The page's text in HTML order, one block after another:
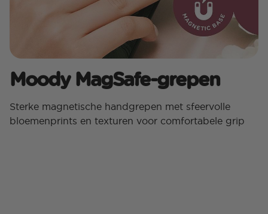
Moody MagSafe-grepen
Sterke magnetische handgrepen met sfeervolle
bloemenprints en texturen voor comfortabele grip